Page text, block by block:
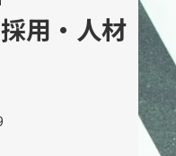
用・人材